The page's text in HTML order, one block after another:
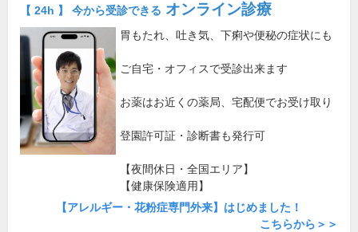
【 24h 】 今から受診できる オンライン診療
胃もたれ、吐き気、下痢や便秘の症状にも
ご自宅・オフィスで受診出来ます
お薬はお近くの薬局、宅配便でお受け取り
登園許可証・診断書も発行可
【夜間休日・全国エリア】
【健康保険適用】
【アレルギー・花粉症専門外来】はじめました！
こちらから＞＞